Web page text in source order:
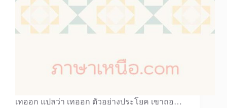
เทออก แปลว่า เทออก ตัวอย่างประโยค เขาถอ…